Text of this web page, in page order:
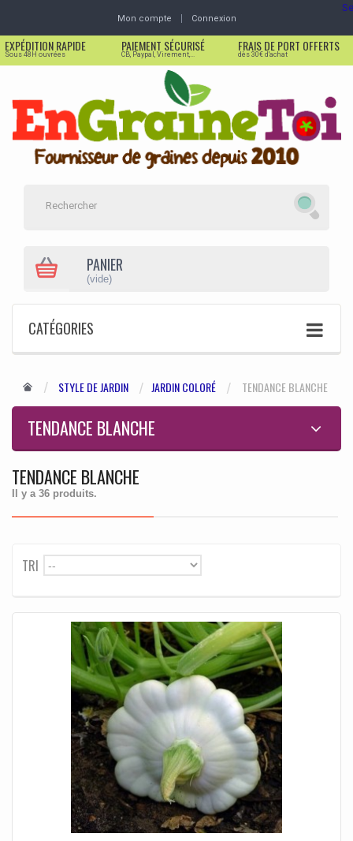
Mon compte Connexion
EXPÉDITION RAPIDE
Sous 48H ouvrées
PAIEMENT SÉCURISÉ
CB, Paypal, Virement,...
FRAIS DE PORT OFFERTS
dès 30€ d'achat
PANIER
(vide)
CATÉGORIES
STYLE DE JARDIN JARDIN COLORÉ TENDANCE BLANCHE
TENDANCE BLANCHE
TENDANCE BLANCHE
Il y a 36 produits.
TRI --